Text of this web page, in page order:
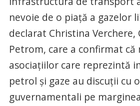
nevoie de o piaţă a gazelor
declarat Christina Verchere,
Petrom, care a confirmat
asociaţiilor care reprezintă
petrol şi gaze au discuţii cu
guvernamentali pe